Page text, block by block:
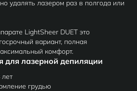
удалять лазером раз в полгода или
LightSheer DUET это
вариант, полная
комфорт.
для лазерной депиляции
грудью